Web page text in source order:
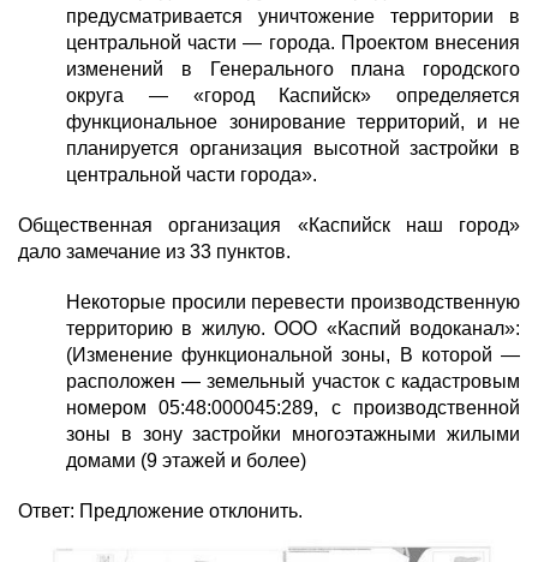
предусматривается уничтожение территории в
центральной части — города. Проектом внесения
изменений в Генерального плана городского
округа — «город Каспийск» определяется
функциональное зонирование территорий, и не
планируется организация высотной застройки в
центральной части города».
Общественная организация «Каспийск наш город»
дало замечание из 33 пунктов.
Некоторые просили перевести производственную
территорию в жилую. ООО «Каспий водоканал»:
(Изменение функциональной зоны, В которой —
расположен — земельный участок с кадастровым
номером 05:48:000045:289, с производственной
зоны в зону застройки многоэтажными жилыми
домами (9 этажей и более)
Ответ: Предложение отклонить.